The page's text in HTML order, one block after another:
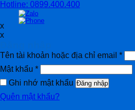
Hotline: 0899.400.400
x
x
Tên tài khoản hoặc địa chỉ email *
Mật khẩu *
Ghi nhớ mật khẩu Đăng nhập
Quên mật khẩu?